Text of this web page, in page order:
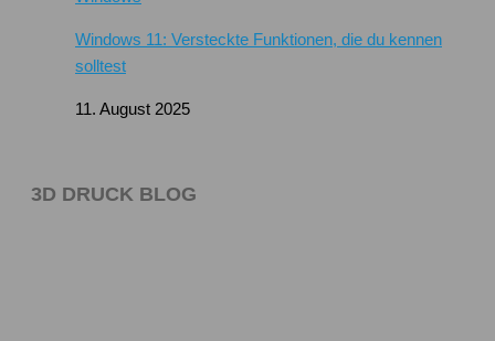
Windows 11: Versteckte Funktionen, die du kennen
solltest
11. August 2025
3D DRUCK BLOG